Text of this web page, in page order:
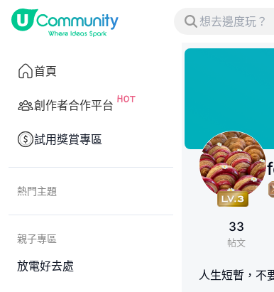
首頁
創作者合作平台
試用獎賞專區
熱門主題
親子專區
放電好去處
33
帖文
人生短暫，不